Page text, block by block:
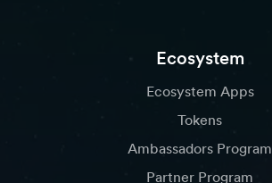
Ecosystem
Ecosystem Apps
Tokens
Ambassadors Program
Partner Program